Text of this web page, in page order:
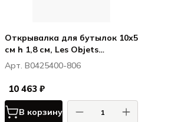
Открывалка для бутылок 10x5
см h 1,8 см, Les Objets
Mouleversants
Арт. B0425400-806
10 463 ₽
В корзину